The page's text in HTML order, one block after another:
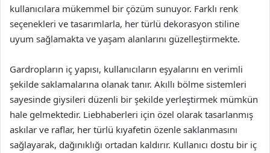
kullanıcılara mükemmel bir çözüm sunuyor. Farklı renk
seçenekleri ve tasarımlarla, her türlü dekorasyon stiline
uyum sağlamakta ve yaşam alanlarını güzelleştirmekte.
Gardropların iç yapısı, kullanıcıların eşyalarını en verimli
şekilde saklamalarına olanak tanır. Akıllı bölme sistemleri
sayesinde giysileri düzenli bir şekilde yerleştirmek mümkün
hale gelmektedir. Liebhaberleri için özel olarak tasarlanmış
askılar ve raflar, her türlü kıyafetin özenle saklanmasını
sağlayarak, dağınıklığı ortadan kaldırır. Kullanıcı dostu bir iç